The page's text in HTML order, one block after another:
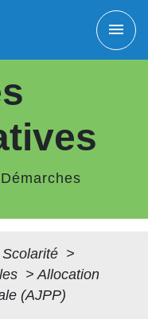
menu
Démarches
>
> Allocation
(AJPP)